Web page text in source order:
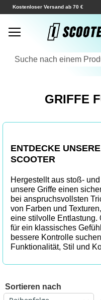
Zum
springen
Kostenloser Versand ab 70 €
GRIFFE
ENTDECKE
SCOOTER
Hergestellt aus stoß-
unsere Griffe einen
bei anspruchsvollsten
von Farben und
eine stilvolle Entlastung.
für ein klassisches
bessere Kontrolle
Funktionalität, Stil und
Sortieren nach